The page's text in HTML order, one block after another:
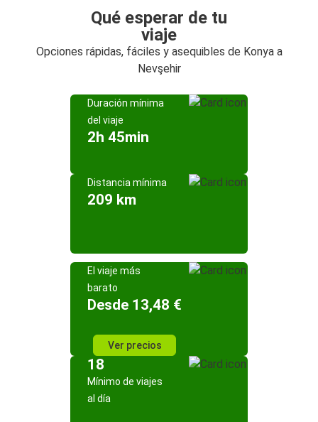
Qué esperar de tu
viaje
Opciones rápidas, fáciles y asequibles de Konya a
Nevşehir
Duración mínima
del viaje
2h 45min
Distancia mínima
209 km
El viaje más
barato
Desde 13,48 €
Ver precios
18
Mínimo de viajes
al día